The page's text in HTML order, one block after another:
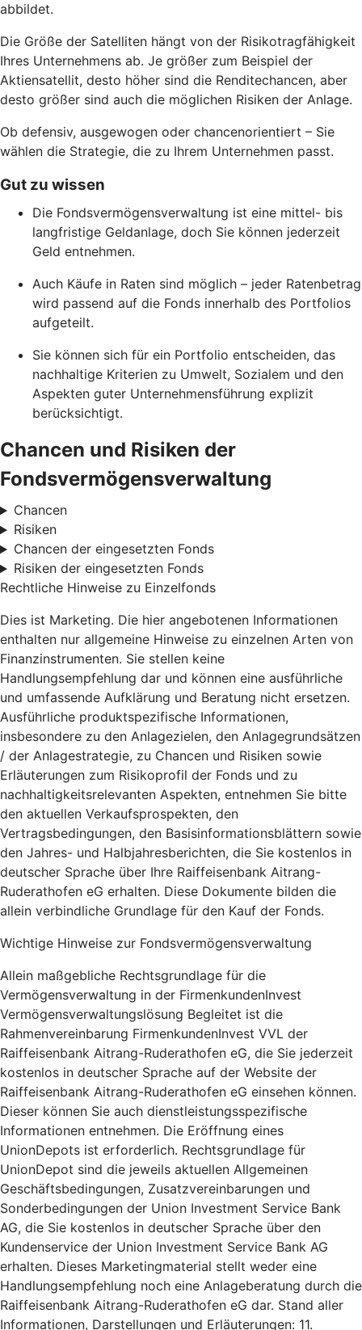
abbildet.
Die Größe der Satelliten hängt von der Risikotragfähigkeit
Ihres Unternehmens ab. Je größer zum Beispiel der
Aktiensatellit, desto höher sind die Renditechancen, aber
desto größer sind auch die möglichen Risiken der Anlage.
Ob defensiv, ausgewogen oder chancenorientiert – Sie
wählen die Strategie, die zu Ihrem Unternehmen passt.
Gut zu wissen
Die Fondsvermögensverwaltung ist eine mittel- bis
langfristige Geldanlage, doch Sie können jederzeit
Geld entnehmen.
Auch Käufe in Raten sind möglich – jeder Ratenbetrag
wird passend auf die Fonds innerhalb des Portfolios
aufgeteilt.
Sie können sich für ein Portfolio entscheiden, das
nachhaltige Kriterien zu Umwelt, Sozialem und den
Aspekten guter Unternehmensführung explizit
berücksichtigt.
Chancen und Risiken der
Fondsvermögensverwaltung
Chancen
Risiken
Chancen der eingesetzten Fonds
Risiken der eingesetzten Fonds
Rechtliche Hinweise zu Einzelfonds
Dies ist Marketing. Die hier angebotenen Informationen
enthalten nur allgemeine Hinweise zu einzelnen Arten von
Finanzinstrumenten. Sie stellen keine
Handlungsempfehlung dar und können eine ausführliche
und umfassende Aufklärung und Beratung nicht ersetzen.
Ausführliche produktspezifische Informationen,
insbesondere zu den Anlagezielen, den Anlagegrundsätzen
/ der Anlagestrategie, zu Chancen und Risiken sowie
Erläuterungen zum Risikoprofil der Fonds und zu
nachhaltigkeitsrelevanten Aspekten, entnehmen Sie bitte
den aktuellen Verkaufsprospekten, den
Vertragsbedingungen, den Basisinformationsblättern sowie
den Jahres- und Halbjahresberichten, die Sie kostenlos in
deutscher Sprache über Ihre Raiffeisenbank Aitrang-
Ruderathofen eG erhalten. Diese Dokumente bilden die
allein verbindliche Grundlage für den Kauf der Fonds.
Wichtige Hinweise zur Fondsvermögensverwaltung
Allein maßgebliche Rechtsgrundlage für die
Vermögensverwaltung in der FirmenkundenInvest
Vermögensverwaltungslösung Begleitet ist die
Rahmenvereinbarung FirmenkundenInvest VVL der
Raiffeisenbank Aitrang-Ruderathofen eG, die Sie jederzeit
kostenlos in deutscher Sprache auf der Website der
Raiffeisenbank Aitrang-Ruderathofen eG einsehen können.
Dieser können Sie auch dienstleistungsspezifische
Informationen entnehmen. Die Eröffnung eines
UnionDepots ist erforderlich. Rechtsgrundlage für
UnionDepot sind die jeweils aktuellen Allgemeinen
Geschäftsbedingungen, Zusatzvereinbarungen und
Sonderbedingungen der Union Investment Service Bank
AG, die Sie kostenlos in deutscher Sprache über den
Kundenservice der Union Investment Service Bank AG
erhalten. Dieses Marketingmaterial stellt weder eine
Handlungsempfehlung noch eine Anlageberatung durch die
Raiffeisenbank Aitrang-Ruderathofen eG dar. Stand aller
Informationen, Darstellungen und Erläuterungen: 11.